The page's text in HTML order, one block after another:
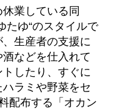
業している同
たゆ“のスタイルで
生産者の支援に
などを仕入れて
したり、すぐに
ラミや野菜をセ
配布する「オカン